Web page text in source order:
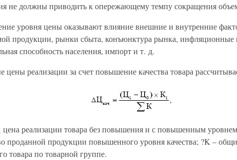
не должны приводить к опережающему темпу сокращения
уровня цены оказывают влияние внешние и внутренние
продукции, рынки сбыта, конъюнктура рынка, инфляционные
способность населения, импорт и т. д.
цены реализации за счет повышение качества товара
цена реализации товара без повышения и с повышенным
проданной продукции повышенного уровня качества; ?K –
товара по товарной группе.